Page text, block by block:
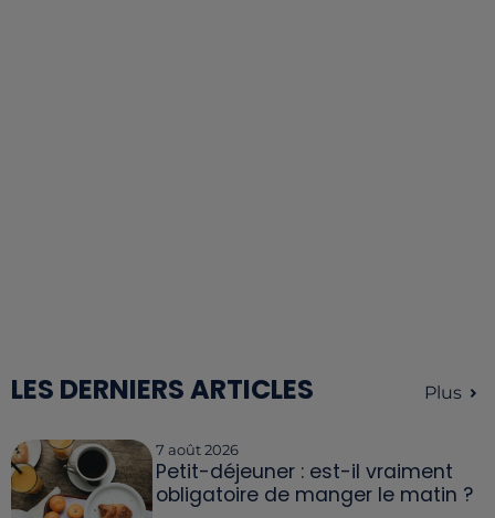
LES DERNIERS ARTICLES Plus
7 août 2026
Petit-déjeuner : est-il vraiment
obligatoire de manger le matin ?